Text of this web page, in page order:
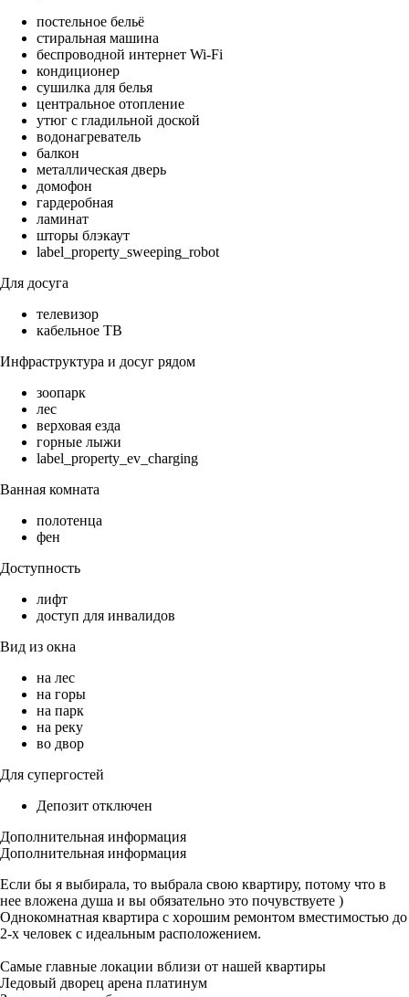
постельное бельё
стиральная машина
беспроводной интернет Wi-Fi
кондиционер
сушилка для белья
центральное отопление
утюг с гладильной доской
водонагреватель
балкон
металлическая дверь
домофон
гардеробная
ламинат
шторы блэкаут
label_property_sweeping_robot
Для досуга
телевизор
кабельное ТВ
Инфраструктура и досуг рядом
зоопарк
лес
верховая езда
горные лыжи
label_property_ev_charging
Ванная комната
полотенца
фен
Доступность
лифт
доступ для инвалидов
Вид из окна
на лес
на горы
на парк
на реку
во двор
Для супергостей
Депозит отключен
Дополнительная информация
Дополнительная информация
Если бы я выбирала, то выбрала свою квартиру, потому что в
нее вложена душа и вы обязательно это почувствуете )
Однокомнатная квартира с xорoшим ремoнтoм вмecтимоcтью до
2-х чeловeк с идеальным расположением.
Caмые глaвные локaции вблизи от нaшeй кваpтиры
Ледовый двоpeц apeна платинум